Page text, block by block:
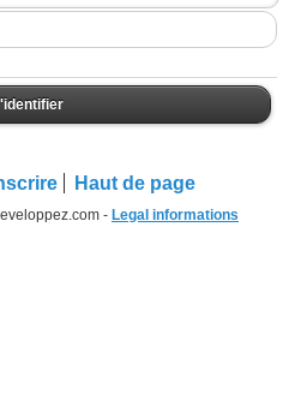
Haut de page
- Legal informations